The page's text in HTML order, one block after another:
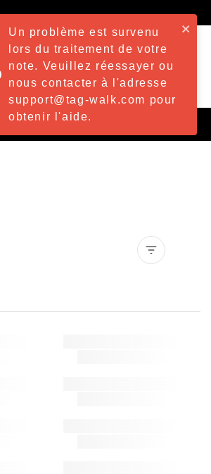
Un problème est survenu
lors du traitement de votre
note. Veuillez réessayer ou
nous contacter à l'adresse
support@tag-walk.com pour
obtenir l'aide.